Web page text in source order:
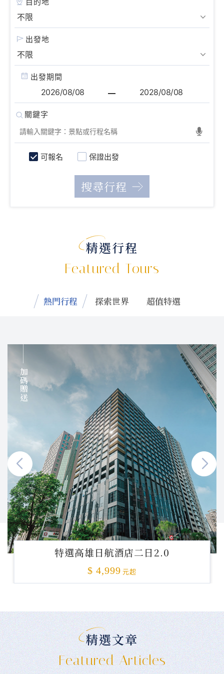
出發地
出發期間
可報名 保證出發
精選行程
Featured Tours
熱門行程 探索世界 超值特選
加碼贈送
特選高雄日航酒店二日2.0
$ 4,999 元起
精選文章
Featured Articles